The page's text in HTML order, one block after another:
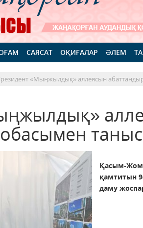
САЯСАТ ОҚИҒАЛАР ӘЛЕМ
«Мыңжылдық» аллеясын
Қасым-
қамтитын
даму